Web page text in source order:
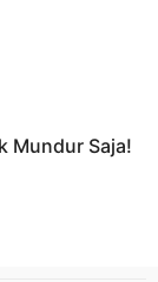
Mundur Saja!